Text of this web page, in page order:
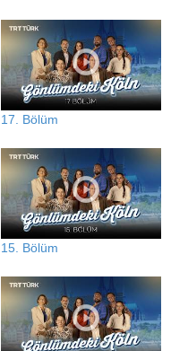
17. Bölüm
15. Bölüm